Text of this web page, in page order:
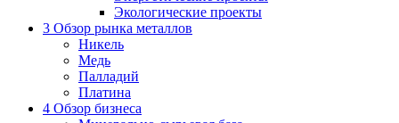
Экологические проекты
3 Обзор рынка металлов
Никель
Медь
Палладий
Платина
4 Обзор бизнеса